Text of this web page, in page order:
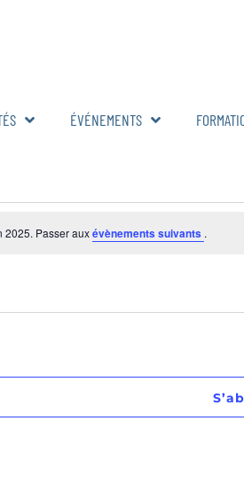
ÉVÉNEMENTS
2025. Passer auxévènements suivants .